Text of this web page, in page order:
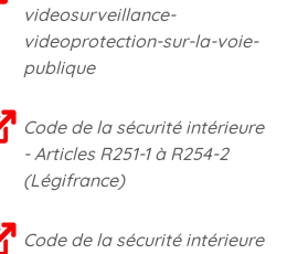
videosurveillance-
videoprotection-sur-la-voie-
publique
Code de la sécurité intérieure
- Articles R251-1 à R254-2
(Légifrance)
Code de la sécurité intérieure